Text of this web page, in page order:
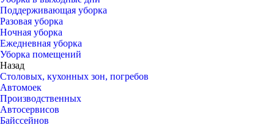
Поддерживающая уборка
Разовая уборка
Ночная уборка
Ежедневная уборка
Уборка помещений
Назад
Столовых, кухонных зон, погребов
Автомоек
Производственных
Автосервисов
Байссейнов